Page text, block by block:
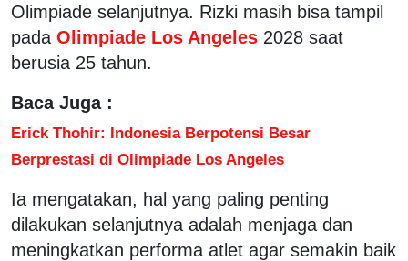
Olimpiade selanjutnya. Rizki masih bisa tampil
pada Olimpiade Los Angeles 2028 saat
berusia 25 tahun.
Baca Juga :
Erick Thohir: Indonesia Berpotensi Besar
Berprestasi di Olimpiade Los Angeles
Ia mengatakan, hal yang paling penting
dilakukan selanjutnya adalah menjaga dan
meningkatkan performa atlet agar semakin baik